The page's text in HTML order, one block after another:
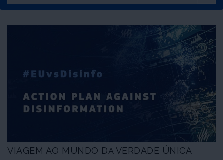
VIAGEM AO MUNDO DA VERDADE ÚNICA